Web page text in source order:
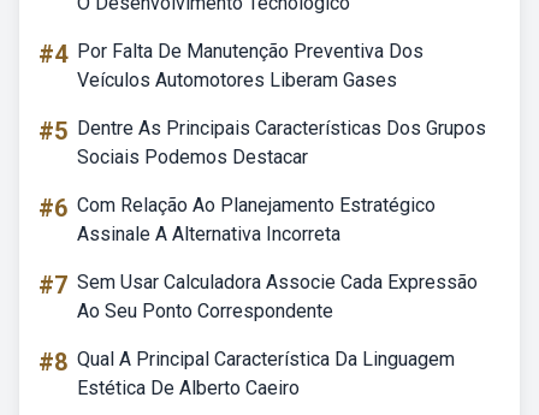
#4 Por Falta De Manutenção Preventiva Dos
Veículos Automotores Liberam Gases
#5 Dentre As Principais Características Dos Grupos
Sociais Podemos Destacar
#6 Com Relação Ao Planejamento Estratégico
Assinale A Alternativa Incorreta
#7 Sem Usar Calculadora Associe Cada Expressão
Ao Seu Ponto Correspondente
#8 Qual A Principal Característica Da Linguagem
Estética De Alberto Caeiro